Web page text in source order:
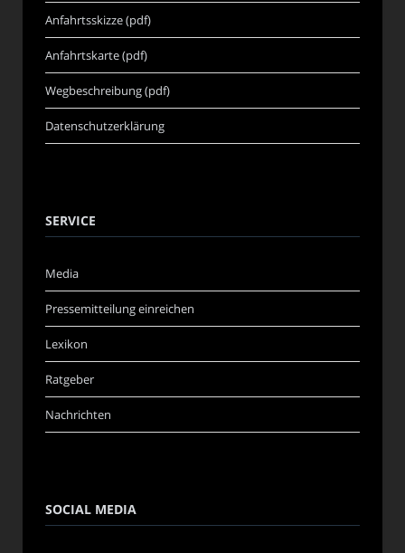
Anfahrtsskizze (pdf)
Anfahrtskarte (pdf)
Wegbeschreibung (pdf)
Datenschutzerklärung
SERVICE
Media
Pressemitteilung einreichen
Lexikon
Ratgeber
Nachrichten
SOCIAL MEDIA